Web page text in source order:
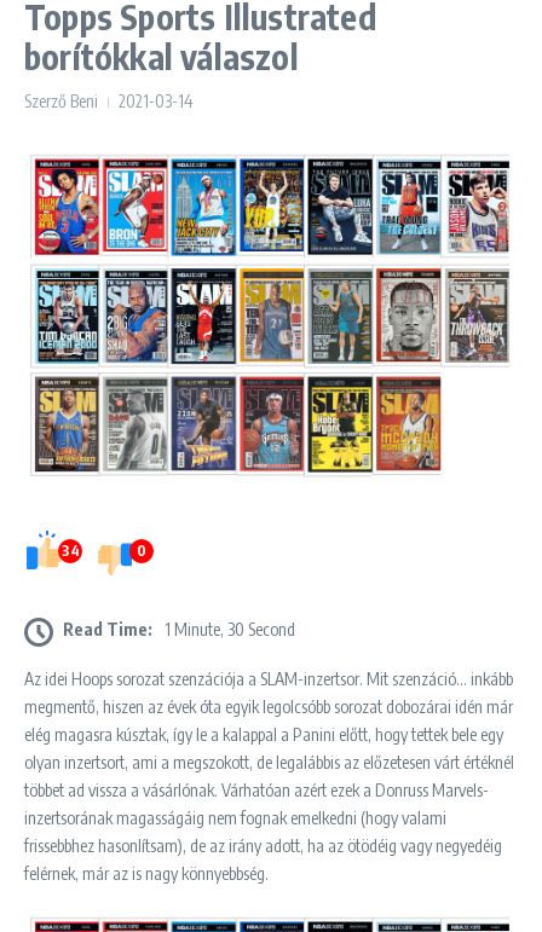
Topps Sports Illustrated
borítókkal válaszol
Szerző Beni 2021-03-14
34 0
Read Time: 1 Minute, 30 Second
Az idei Hoops sorozat szenzációja a SLAM-inzertsor. Mit szenzáció… inkább
megmentő, hiszen az évek óta egyik legolcsóbb sorozat dobozárai idén már
elég magasra kúsztak, így le a kalappal a Panini előtt, hogy tettek bele egy
olyan inzertsort, ami a megszokott, de legalábbis az előzetesen várt értéknél
többet ad vissza a vásárlónak. Várhatóan azért ezek a Donruss Marvels-
inzertsorának magasságáig nem fognak emelkedni (hogy valami
frissebbhez hasonlítsam), de az irány adott, ha az ötödéig vagy negyedéig
felérnek, már az is nagy könnyebbség.